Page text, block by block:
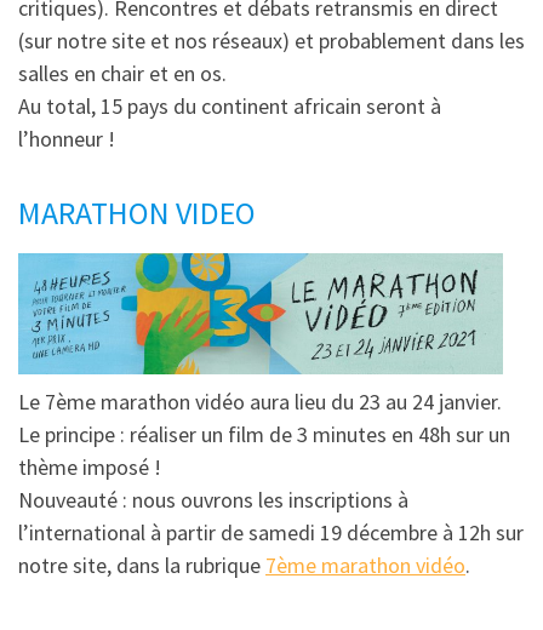
critiques). Rencontres et débats retransmis en direct
(sur notre site et nos réseaux) et probablement dans les
salles en chair et en os.
Au total, 15 pays du continent africain seront à
l’honneur !
MARATHON VIDEO
Le 7ème marathon vidéo aura lieu du 23 au 24 janvier.
Le principe : réaliser un film de 3 minutes en 48h sur un
thème imposé !
Nouveauté : nous ouvrons les inscriptions à
l’international à partir de samedi 19 décembre à 12h sur
notre site, dans la rubrique 7ème marathon vidéo.